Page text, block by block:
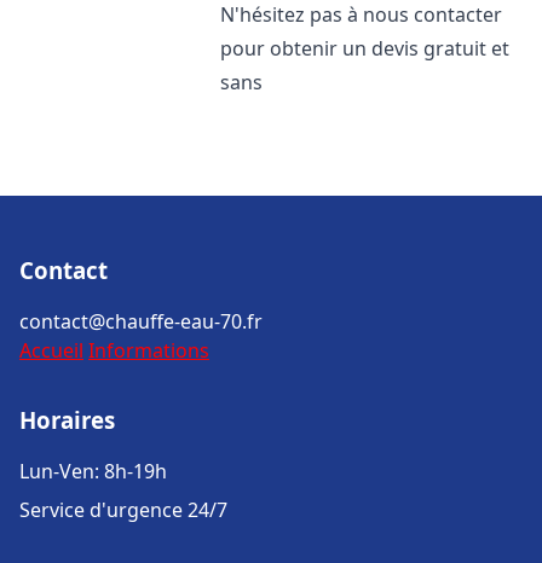
N'hésitez pas à nous contacter
pour obtenir un devis gratuit et
sans
Contact
contact@chauffe-eau-70.fr
Accueil Informations
Horaires
Lun-Ven: 8h-19h
Service d'urgence 24/7